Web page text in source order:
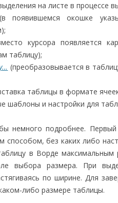
на листе в процессе
появившемся окошке
курсора появляется
таблицу);
(преобразовывается в
таблицы в формате
шаблоны и настройки для
немного подробнее.
без каких либо
в Ворде
выбора размера. При
по ширине. Для
либо размере таблицы.